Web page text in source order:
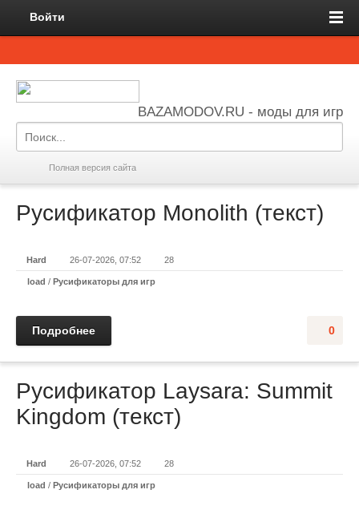
Войти
BAZAMODOV.RU - моды для игр
Полная версия сайта
Русификатор Monolith (текст)
Hard 26-07-2026, 07:52 28
load / Русификаторы для игр
0
Подробнее
Русификатор Laysara: Summit
Kingdom (текст)
Hard 26-07-2026, 07:52 28
load / Русификаторы для игр